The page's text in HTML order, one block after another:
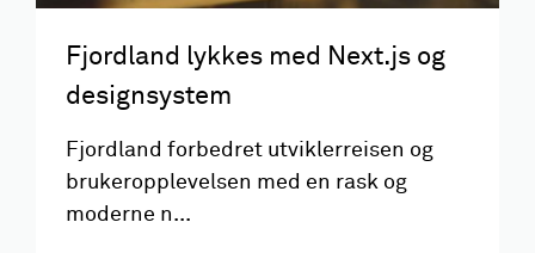
Fjordland lykkes med Next.js og
designsystem
Fjordland forbedret utviklerreisen og
brukeropplevelsen med en rask og
moderne n...